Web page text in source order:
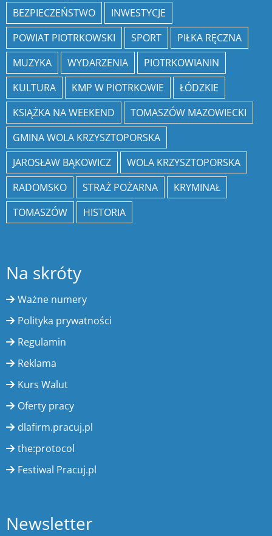
BEZPIECZEŃSTWO
INWESTYCJE
POWIAT PIOTRKOWSKI
SPORT
PIŁKA RĘCZNA
MUZYKA
WYDARZENIA
PIOTRKOWIANIN
KULTURA
KMP W PIOTRKOWIE
ŁÓDZKIE
KSIĄŻKA NA WEEKEND
TOMASZÓW MAZOWIECKI
GMINA WOLA KRZYSZTOPORSKA
JAROSŁAW BĄKOWICZ
WOLA KRZYSZTOPORSKA
RADOMSKO
STRAŻ POŻARNA
KRYMINAŁ
TOMASZÓW
HISTORIA
Na skróty
Ważne numery
Polityka prywatności
Regulamin
Reklama
Kurs Walut
Oferty pracy
dlafirm.pracuj.pl
the:protocol
Festiwal Pracuj.pl
Newsletter